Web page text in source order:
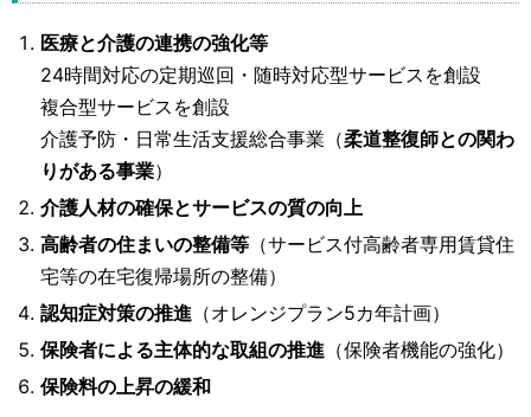
医療と介護の連携の強化等
24時間対応の定期巡回・随時対応型サービスを創設
複合型サービスを創設
介護予防・日常生活支援総合事業（柔道整復師との関わ
りがある事業）
介護人材の確保とサービスの質の向上
高齢者の住まいの整備等 （サービス付高齢者専用賃貸住
宅等の在宅復帰場所の整備）
認知症対策の推進 （オレンジプラン5カ年計画）
保険者による主体的な取組の推進 （保険者機能の強化）
保険料の上昇の緩和